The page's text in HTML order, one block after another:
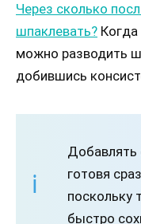
Через сколько
шпаклевать?
можно разводить
добившись
Добавлять
готовя
поскольку
быстро